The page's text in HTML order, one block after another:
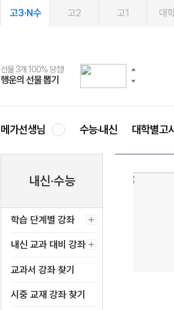
고3·N수 고2 고1 대
선물 3개 100% 당첨!
행운의 선물 뽑기
선물 100% 증정!
메가스터디 X 올리브
여름방학 스터디 캐시백
메가런 썸머스쿨
2027 러셀 단과
강사 공개선발
스마트러닝앱
설문 EVENT
메가패스
3일 무료 체험권
메가패스 수강생 무료혜택!
메가클럽 멤버십
사회공헌 캠페인
희망이룸 메가나눔
메가선생님 수능·내신 대학별고
내신·수능
학습 단계별 강좌
내신 교과 대비 강좌
교과서 강좌 찾기
시중 교재 강좌 찾기